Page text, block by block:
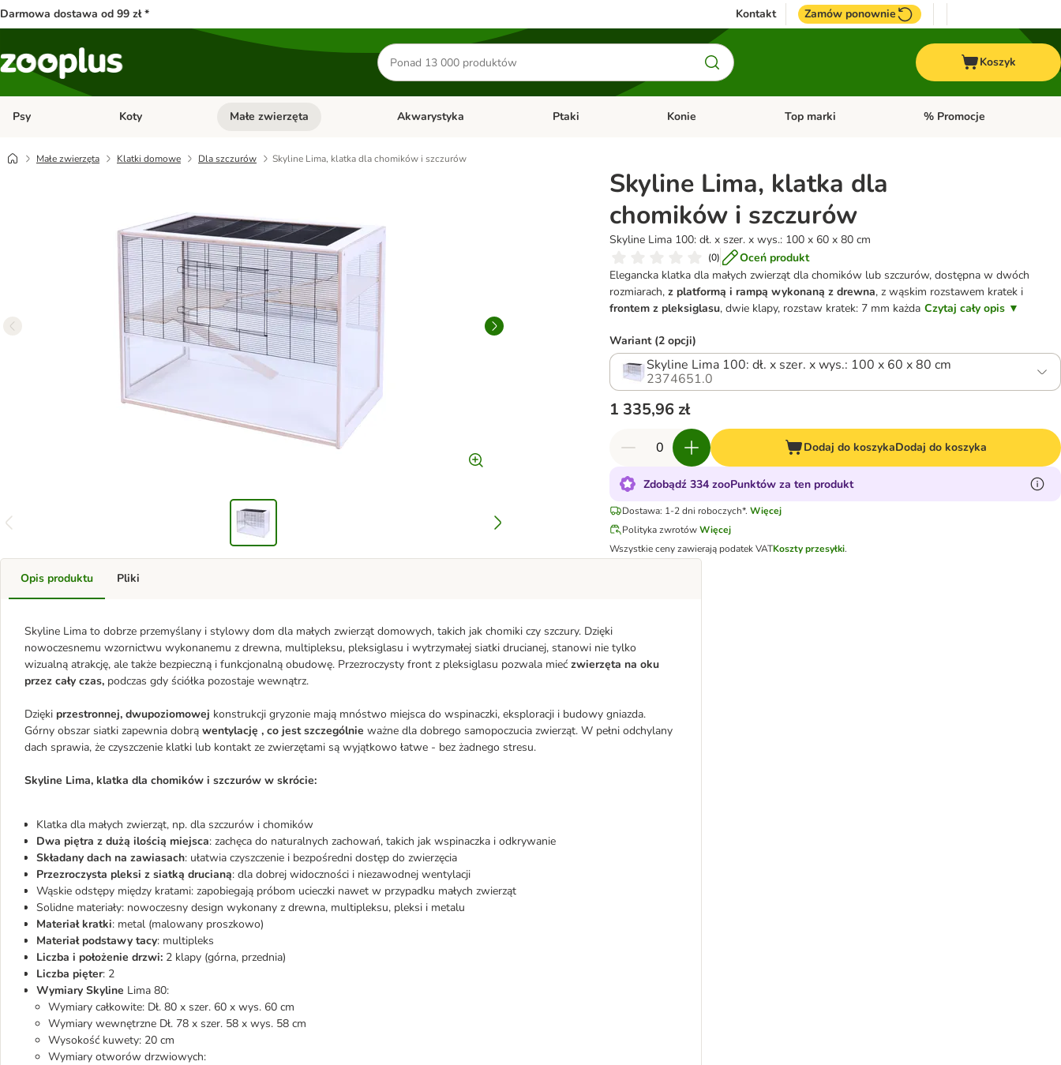
Darmowa dostawa od 99 zł * Kontakt Zamów ponownie
Szukaj
produktów
Koszyk
Psy Otwórz menu kategorii: Psy
Koty Otwórz menu kategorii: Koty
Małe zwierzęta Otwórz menu kategorii: Małe zwierzęta
Akwarystyka Otwórz menu kategorii: Akwarystyka
Ptaki Otwórz menu kategorii: Ptaki
Konie Otwórz menu kategorii: Konie
Top marki Otwórz menu kategorii: Top
% Promocje
Małe zwierzęta Klatki domowe Dla szczurów Skyline Lima, klatka dla chomików i szczurów
Skyline Lima, klatka dla
chomików i szczurów
Skyline Lima 100: dł. x szer. x wys.: 100 x 60 x 80 cm
(0)
Oceń produkt
Elegancka klatka dla małych zwierząt dla chomików lub szczurów, dostępna w dwóch
rozmiarach,z platformą i rampą wykonaną z drewna, z wąskim rozstawem kratek i
frontem z pleksiglasu, dwie klapy, rozstaw kratek: 7 mm każda Czytaj cały opis ▼
Wariant (2 opcji)
Skyline Lima 100: dł. x szer. x wys.: 100 x 60 x 80 cm
2374651.0
1 335,96 zł
Dodaj do koszykaDodaj do koszyka
Zdobądź 334 zooPunktów za ten produkt
Dostawa: 1-2 dni roboczych*. Więcej
Polityka zwrotów Więcej
Wszystkie ceny zawierają podatek VATKoszty przesyłki.
Opis produktu
Skyline Lima to dobrze przemyślany i stylowy dom dla małych zwierząt domowych, takich jak chomiki czy szczury. Dzięki
nowoczesnemu wzornictwu wykonanemu z drewna, multipleksu, pleksiglasu i wytrzymałej siatki drucianej, stanowi nie tylko
wizualną atrakcję, ale także bezpieczną i funkcjonalną obudowę. Przezroczysty front z pleksiglasu pozwala mieć zwierzęta na oku
przez cały czas, podczas gdy ściółka pozostaje wewnątrz.
Dzięki przestronnej, dwupoziomowej konstrukcji gryzonie mają mnóstwo miejsca do wspinaczki, eksploracji i budowy gniazda.
Górny obszar siatki zapewnia dobrą wentylację , co jest szczególnie ważne dla dobrego samopoczucia zwierząt. W pełni odchylany
dach sprawia, że czyszczenie klatki lub kontakt ze zwierzętami są wyjątkowo łatwe - bez żadnego stresu.
Skyline Lima, klatka dla chomików i szczurów w skrócie:
Klatka dla małych zwierząt, np. dla szczurów i chomików
Dwa piętra z dużą ilością miejsca: zachęca do naturalnych zachowań, takich jak wspinaczka i odkrywanie
Składany dach na zawiasach: ułatwia czyszczenie i bezpośredni dostęp do zwierzęcia
Przezroczysta pleksi z siatką drucianą: dla dobrej widoczności i niezawodnej wentylacji
Wąskie odstępy między kratami: zapobiegają próbom ucieczki nawet w przypadku małych zwierząt
Solidne materiały: nowoczesny design wykonany z drewna, multipleksu, pleksi i metalu
Materiał kratki: metal (malowany proszkowo)
Materiał podstawy tacy: multipleks
Liczba i położenie drzwi: 2 klapy (górna, przednia)
Liczba pięter: 2
Wymiary Skyline Lima 80:
Wymiary całkowite: Dł. 80 x szer. 60 x wys. 60 cm
Wymiary wewnętrzne Dł. 78 x szer. 58 x wys. 58 cm
Wysokość kuwety: 20 cm
Wymiary otworów drzwiowych:
Pliki